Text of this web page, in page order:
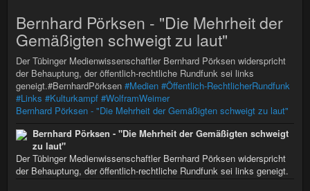
Bernhard Pörksen - "Die Mehrheit der
Gemäßigten schweigt zu laut"
Der Tübinger Medienwissenschaftler Bernhard Pörksen widerspricht
der Behauptung, der öffentlich-rechtliche Rundfunk sei links
geneigt.#BernhardPörksen #Medien #Öffentlich-RechtlicherRundfunk
#Links #Kulturkampf #WolframWeimer
Bernhard Pörksen - "Die Mehrheit der Gemäßigten schweigt zu laut"
Bernhard Pörksen - "Die Mehrheit der Gemäßigten schweigt
zu laut"
Der Tübinger Medienwissenschaftler Bernhard Pörksen widerspricht
der Behauptung, der öffentlich-rechtliche Rundfunk sei links geneigt.